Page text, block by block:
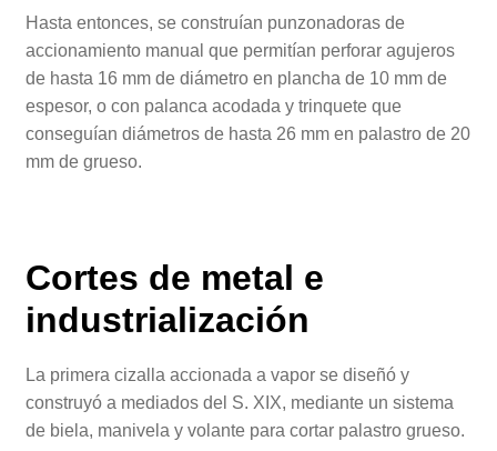
Hasta entonces, se construían punzonadoras de
accionamiento manual que permitían perforar agujeros
de hasta 16 mm de diámetro en plancha de 10 mm de
espesor, o con palanca acodada y trinquete que
conseguían diámetros de hasta 26 mm en palastro de 20
mm de grueso.
Cortes de metal e
industrialización
La primera cizalla accionada a vapor se diseñó y
construyó a mediados del S. XIX, mediante un sistema
de biela, manivela y volante para cortar palastro grueso.